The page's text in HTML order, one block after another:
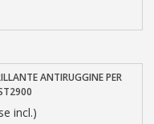
ANTIRUGGINE PER
incl.)